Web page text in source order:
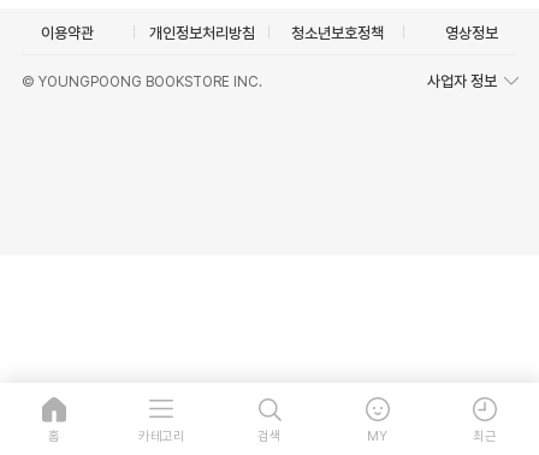
이용약관 개인정보처리방침 청소년보호정책 영상정보
© YOUNGPOONG BOOKSTORE INC. 사업자 정보
홈 카테고리 검색 MY 최근